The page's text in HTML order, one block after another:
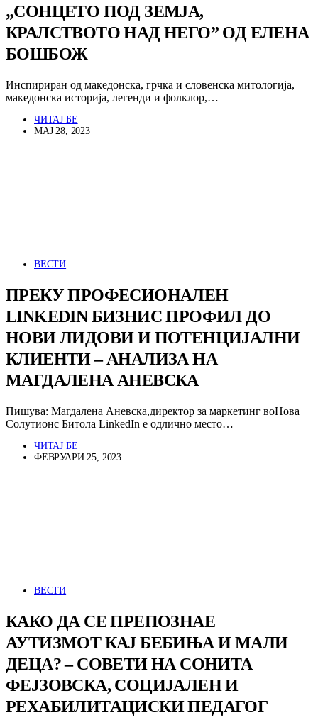
„СОНЦЕТО ПОД ЗЕМЈА,
КРАЛСТВОТО НАД НЕГО” ОД ЕЛЕНА
БОШБОЖ
Инспириран од македонска, грчка и словенска митологија,
македонска историја, легенди и фолклор,…
ЧИТАЈ БЕ
МАЈ 28, 2023
ВЕСТИ
ПРЕКУ ПРОФЕСИОНАЛЕН
LINKEDIN БИЗНИС ПРОФИЛ ДО
НОВИ ЛИДОВИ И ПОТЕНЦИЈАЛНИ
КЛИЕНТИ – АНАЛИЗА НА
МАГДАЛЕНА АНЕВСКА
Пишува: Магдалена Аневска,директор за маркетинг воНова
Солутионс Битола LinkedIn е одлично место…
ЧИТАЈ БЕ
ФЕВРУАРИ 25, 2023
ВЕСТИ
КАКО ДА СЕ ПРЕПОЗНАЕ
АУТИЗМОТ КАЈ БЕБИЊА И МАЛИ
ДЕЦА? – СОВЕТИ НА СОНИТА
ФЕЈЗОВСКА, СОЦИЈАЛЕН И
РЕХАБИЛИТАЦИСКИ ПЕДАГОГ